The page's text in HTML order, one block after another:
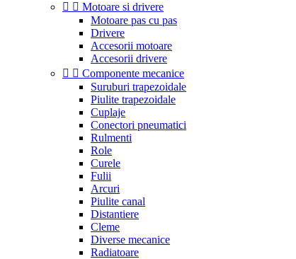
  Motoare si drivere
Motoare pas cu pas
Drivere
Accesorii motoare
Accesorii drivere
  Componente mecanice
Suruburi trapezoidale
Piulite trapezoidale
Cuplaje
Conectori pneumatici
Rulmenti
Role
Curele
Fulii
Arcuri
Piulite canal
Distantiere
Cleme
Diverse mecanice
Radiatoare